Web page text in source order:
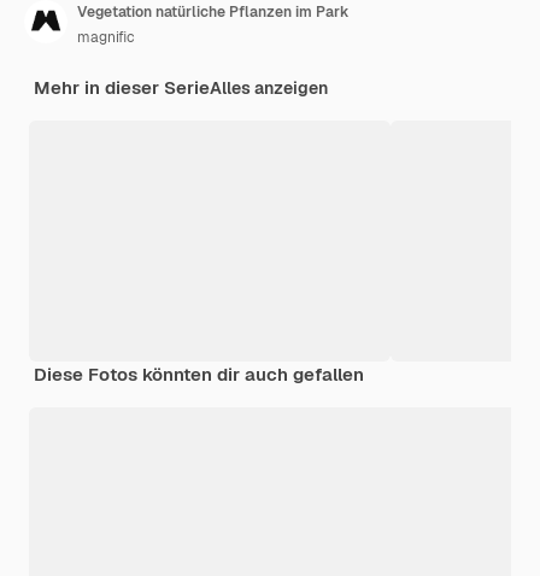
Vegetation natürliche Pflanzen im Park
magnific
Mehr in dieser SerieAlles anzeigen
Diese Fotos könnten dir auch gefallen